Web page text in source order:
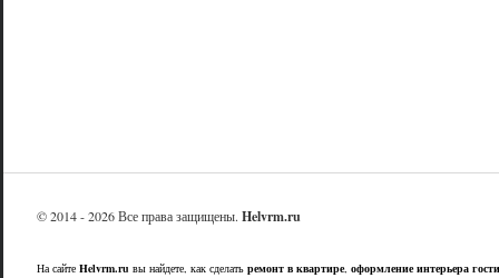
© 2014 - 2026 Все права защищены. Helvrm.ru
На сайте Helvrm.ru вы найдете, как сделать ремонт в квартире, оформление интерьера